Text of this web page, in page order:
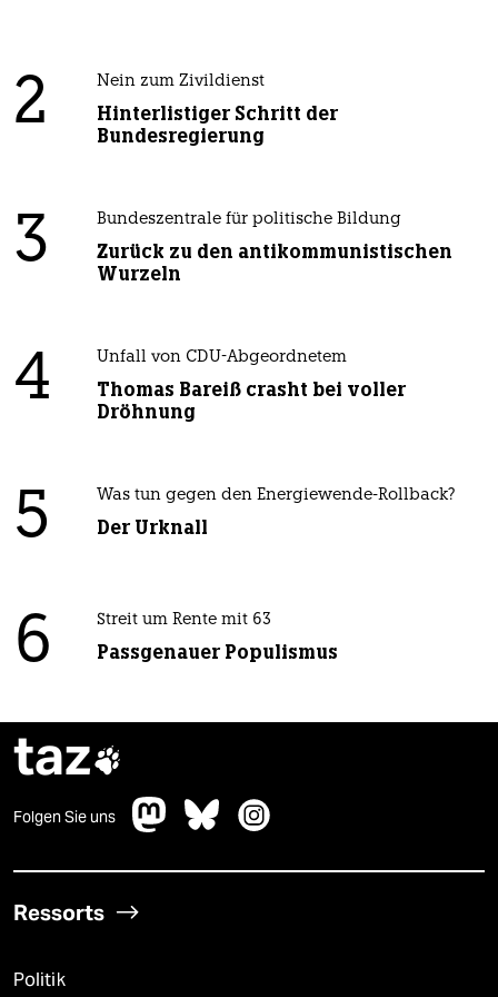
2 Nein zum Zivildienst
Hinterlistiger Schritt der
Bundesregierung
3 Bundeszentrale für politische Bildung
Zurück zu den antikommunistischen
Wurzeln
4 Unfall von CDU-Abgeordnetem
Thomas Bareiß crasht bei voller
Dröhnung
5 Was tun gegen den Energiewende-Rollback?
Der Urknall
6 Streit um Rente mit 63
Passgenauer Populismus
taz
Folgen Sie uns
Ressorts
Politik